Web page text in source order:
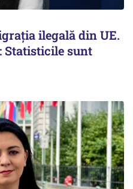
ilegală din UE.
Statisticile sunt